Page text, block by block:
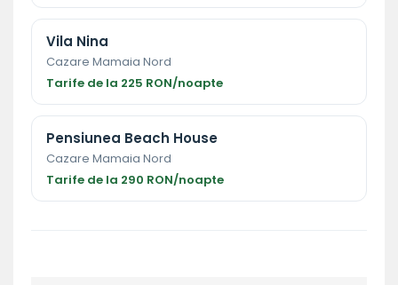
Vila Nina
Cazare Mamaia Nord
Tarife de la 225 RON/noapte
Pensiunea Beach House
Cazare Mamaia Nord
Tarife de la 290 RON/noapte